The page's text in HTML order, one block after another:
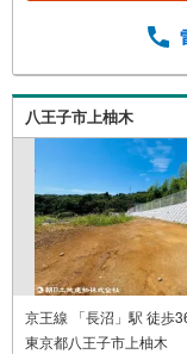
他物件もご
わせ、弊社
れば周辺環
をいたしま
店 営業3課
八王子市上柚木
京王線 「長沼」駅 徒歩
東京都八王子市上柚木